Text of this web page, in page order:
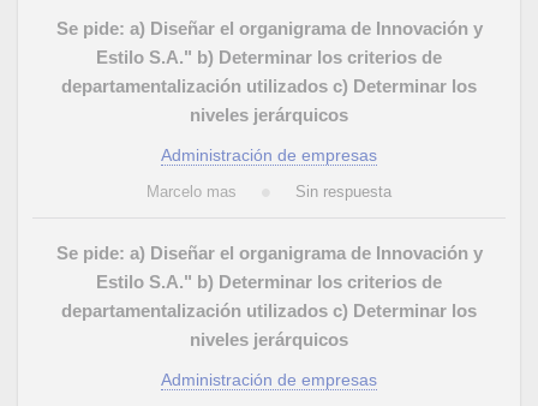
Se pide: a) Diseñar el organigrama de Innovación y
Estilo S.A." b) Determinar los criterios de
departamentalización utilizados c) Determinar los
niveles jerárquicos
Administración de empresas
Marcelo mas Sin respuesta
Se pide: a) Diseñar el organigrama de Innovación y
Estilo S.A." b) Determinar los criterios de
departamentalización utilizados c) Determinar los
niveles jerárquicos
Administración de empresas